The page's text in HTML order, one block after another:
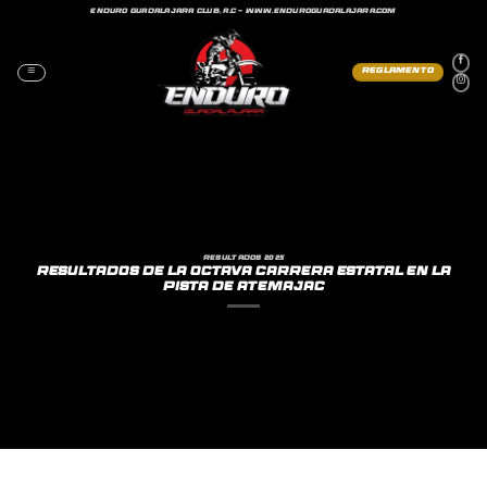
ENDURO GUADALAJARA CLUB, A.C - WWW.ENDUROGUADALAJARA.COM
REGLAMENTO
RESULTADOS 2025
RESULTADOS DE LA OCTAVA CARRERA ESTATAL EN LA
PISTA DE ATEMAJAC